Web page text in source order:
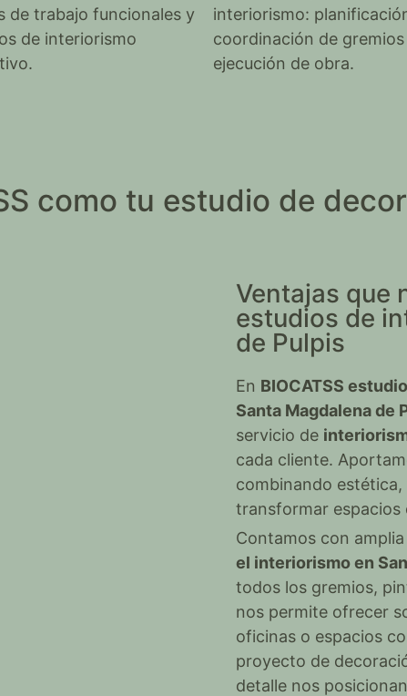
de trabajo funcionales y
de interiorismo
interiorismo:
coordinación de
ejecución de obra.
como tu estudio de
Ventajas que
estudios de
de Pulpis
En BIOCATSS
Santa Magdalena de
servicio de
cada cliente.
combinando
transformar espacios
Contamos con amplia
el interiorismo en
todos los gremios,
nos permite ofrecer
oficinas o espacios
proyecto de
detalle nos